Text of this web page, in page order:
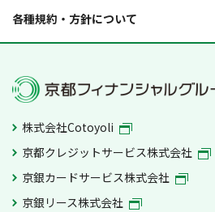
各種規約・方針について
株式会社Cotoyoli
京都クレジットサービス株式会社
京銀カードサービス株式会社
京銀リース株式会社